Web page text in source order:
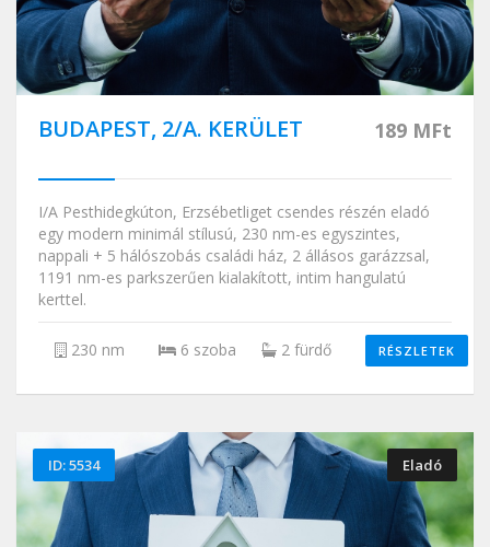
BUDAPEST, 2/A. KERÜLET 189 MFt
I/A Pesthidegkúton, Erzsébetliget csendes részén eladó
egy modern minimál stílusú, 230 nm-es egyszintes,
nappali + 5 hálószobás családi ház, 2 állásos garázzsal,
1191 nm-es parkszerűen kialakított, intim hangulatú
kerttel.
230 nm 6 szoba 2 fürdő RÉSZLETEK
ID: 5534 Eladó